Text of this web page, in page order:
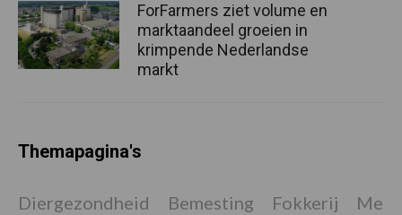
ForFarmers ziet volume en
marktaandeel groeien in
krimpende Nederlandse
markt
Themapagina's
Diergezondheid Bemesting Fokkerij